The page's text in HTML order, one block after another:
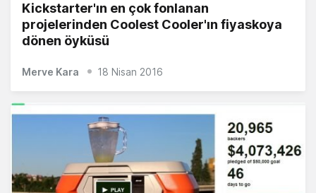
Kickstarter'ın en çok fonlanan
projelerinden Coolest Cooler'ın fiyaskoya
dönen öyküsü
Merve Kara 18 Nisan 2016